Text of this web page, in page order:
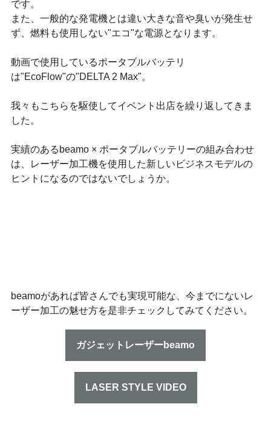
です。
また、一般的な発電機とは違い大きな音や臭いが発生せ
ず、燃料も使用しない"エコ"な電源となります。
動画で使用しているポータブルバッテリ
は"EcoFlow"の"DELTA 2 Max"。
我々もこちらを駆使してイベント出店を繰り返してきま
した。
実績のあるbeamo × ポータブルバッテリーの組み合わせ
は、レーザー加工機を使用した新しいビジネスモデルの
ヒントになるのではないでしょうか。
beamoがあれば皆さんでも実現可能な、今までにないレ
ーザー加工の魅せ方を是非チェックしてみてください。
ガジェットレーザーbeamo
LASER STYLE VIDEO